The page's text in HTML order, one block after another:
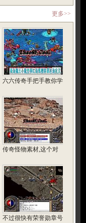
更多>>
六六传奇手把手教你学
传奇怪物素材,这个对
不过很快有荣誉勋章号